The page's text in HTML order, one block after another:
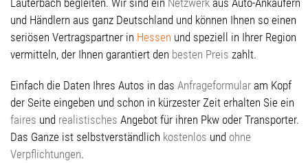
und Händlern aus ganz Deutschland und können Ihnen so einen
seriösen Vertragspartner in Hessen und speziell in Ihrer Region
vermitteln, der Ihnen garantiert den besten Preis zahlt.
Einfach die Daten Ihres Autos in das Anfrageformular am Kopf
der Seite eingeben und schon in kürzester Zeit erhalten Sie ein
faires und realistisches Angebot für ihren Pkw oder Transporter.
Das Ganze ist selbstverständlich kostenlos und ohne
Verpflichtungen.